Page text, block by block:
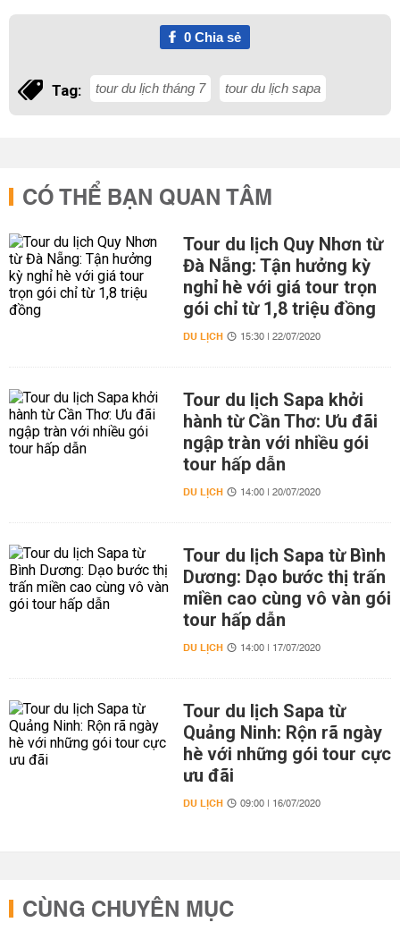
0Chia sẻ
Tag: tour du lịch tháng 7 tour du lịch sapa
CÓ THỂ BẠN QUAN TÂM
Tour du lịch Quy Nhơn từ
Đà Nẵng: Tận hưởng kỳ
nghỉ hè với giá tour trọn
gói chỉ từ 1,8 triệu đồng
DU LỊCH 15:30 | 22/07/2020
Tour du lịch Sapa khởi
hành từ Cần Thơ: Ưu đãi
ngập tràn với nhiều gói
tour hấp dẫn
DU LỊCH 14:00 | 20/07/2020
Tour du lịch Sapa từ Bình
Dương: Dạo bước thị trấn
miền cao cùng vô vàn gói
tour hấp dẫn
DU LỊCH 14:00 | 17/07/2020
Tour du lịch Sapa từ
Quảng Ninh: Rộn rã ngày
hè với những gói tour cực
ưu đãi
DU LỊCH 09:00 | 16/07/2020
CÙNG CHUYÊN MỤC